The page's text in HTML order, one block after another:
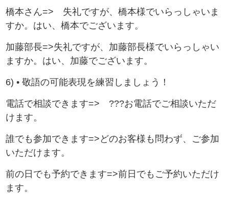
橋本さん=> 失礼ですが、橋本様でいらっしゃいま
すか。はい、橋本でございます。
加藤部長=>失礼ですが、加藤部長様でいらっしゃい
ますか。はい、加藤でございます。
6) • 敬語の可能表現を練習しましょう！
電話で相談できます=> ???お電話でご相談いただ
けます。
誰でも参加できます=>どのお客様も問わず、ご参加
いただけます。
前の日でも予約できます=>前日でもご予約いただけ
ます。